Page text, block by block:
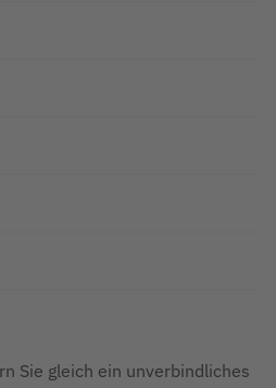
Sie gleich ein unverbindliches